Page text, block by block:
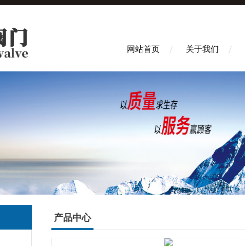
网站首页 关于我们
产品中心